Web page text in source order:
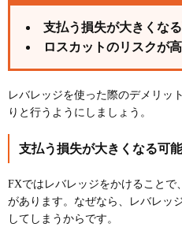
支払う損失が大きくな
ロスカットのリスクが
レバレッジを使った際のデメリッ
りと行うようにしましょう。
支払う損失が大きくなる可
FXではレバレッジをかけることで、
があります。なぜなら、レバレッ
してしまうからです。